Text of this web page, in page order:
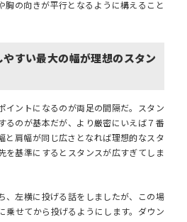
胸の向きが平行となるように構えること
すい最大の幅が理想のスタン
イントになるのが両足の間隔だ。スタン
るのが基本だが、より厳密にいえば７番
と肩幅が同じ広さとなれば理想的なスタ
を基準にするとスタンスが広すぎてしま
、左横に投げる話をしましたが、この場
乗せてから投げるようにします。ダウン